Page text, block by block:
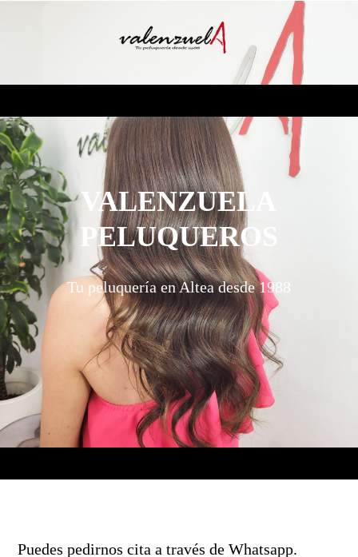
VALENZUELA
PELUQUEROS
Tu peluqueríaen Altea desde 1988
Puedes pedirnos cita a través de Whatsapp.